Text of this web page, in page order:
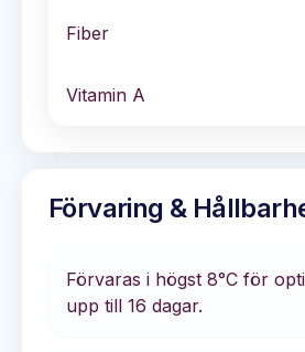
Fiber
Vitamin A
Förvaring &
Förvaras i högst 8°C för
upp till 16 dagar.